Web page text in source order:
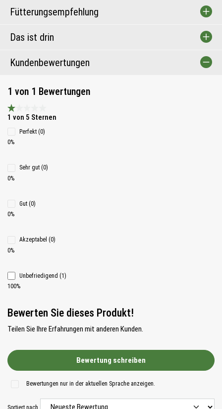
Fütterungsempfehlung
Das ist drin
Kundenbewertungen
1 von 1 Bewertungen
Durchschnittliche Bewertung 1 von 5 Sternen
1 von 5 Sternen
Perfekt (0)
0%
Sehr gut (0)
0%
Gut (0)
0%
Akzeptabel (0)
0%
Unbefriedigend (1)
100%
Bewerten Sie dieses Produkt!
Teilen Sie Ihre Erfahrungen mit anderen Kunden.
Bewertung schreiben
Bewertungen nur in der aktuellen Sprache anzeigen.
Sortiert nach